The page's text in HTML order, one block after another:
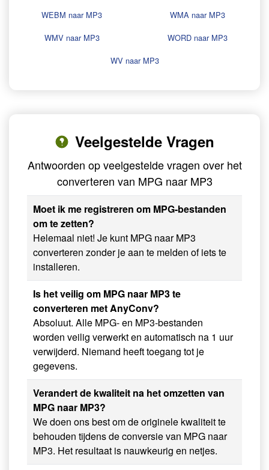
WEBM naar MP3
WMA naar MP3
WMV naar MP3
WORD naar MP3
WV naar MP3
Veelgestelde Vragen
Antwoorden op veelgestelde vragen over het
converteren van MPG naar MP3
Moet ik me registreren om MPG-bestanden
om te zetten?
Helemaal niet! Je kunt MPG naar MP3
converteren zonder je aan te melden of iets te
installeren.
Is het veilig om MPG naar MP3 te
converteren met AnyConv?
Absoluut. Alle MPG- en MP3-bestanden
worden veilig verwerkt en automatisch na 1 uur
verwijderd. Niemand heeft toegang tot je
gegevens.
Verandert de kwaliteit na het omzetten van
MPG naar MP3?
We doen ons best om de originele kwaliteit te
behouden tijdens de conversie van MPG naar
MP3. Het resultaat is nauwkeurig en netjes.